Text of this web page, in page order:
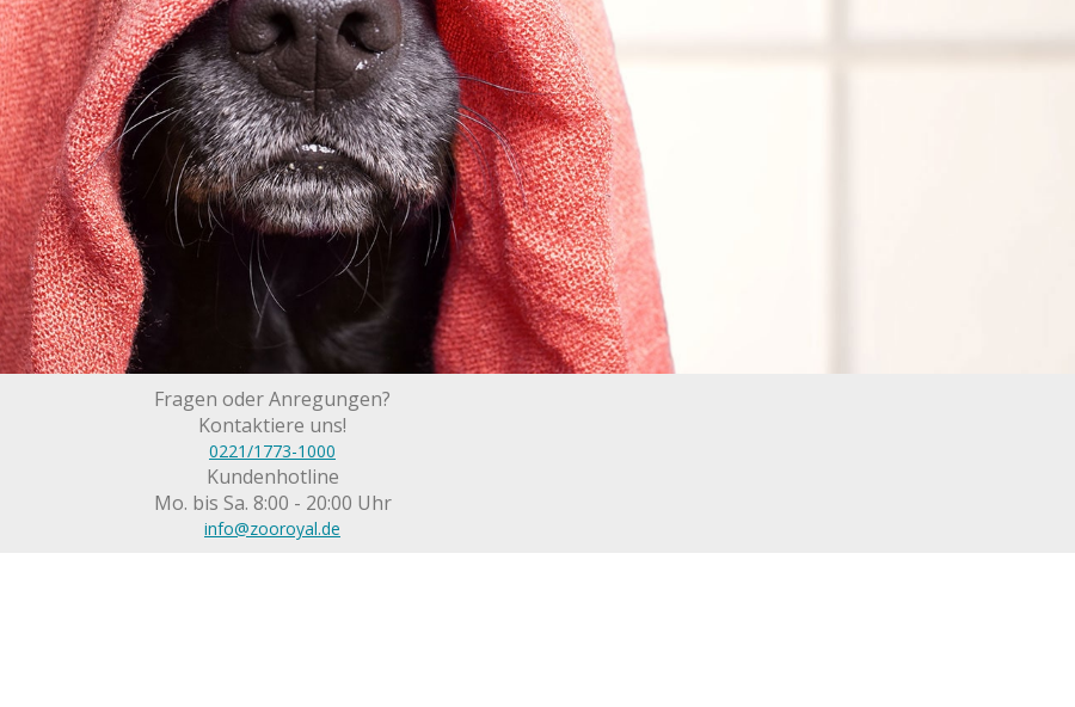
Fragen oder Anregungen?
Kontaktiere uns!
0221/1773-1000
Kundenhotline
Mo. bis Sa. 8:00 - 20:00 Uhr
info@zooroyal.de